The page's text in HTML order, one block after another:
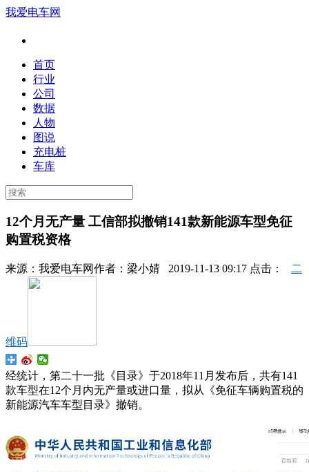
我爱电车网
首页
行业
公司
数据
人物
图说
充电桩
车库
12个月无产量 工信部拟撤销141款新能源车型免征
购置税资格
来源： 我爱电车网作者： 梁小婧 2019-11-13 09:17 点击： 二
维码
经统计，第二十一批《目录》于2018年11月发布后，共有141
款车型在12个月内无产量或进口量，拟从《免征车辆购置税的
新能源汽车车型目录》撤销。